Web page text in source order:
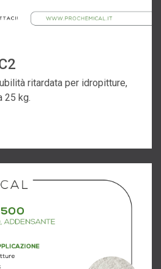
ritardata per idropitture,
25 kg.